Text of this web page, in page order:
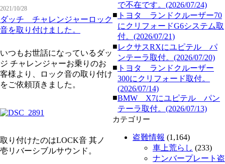
2021/10/28
ダッチ チャレンジャーロック
音を取り付けました。
いつもお世話になっているダッ
ジ チャレンジャーお乗りのお
客様より、ロック音の取り付け
をご依頼頂きました。
取り付けたのはLOCK音 其ノ
壱リバーシブルサウンド。
で不在です。(2026/07/24)
■ トヨタ ランドクルーザー70
にクリフォードG6システム取
付。(2026/07/21)
■レクサスRXにユピテル パ
ンテーラ取付。(2026/07/20)
■ トヨタ ランドクルーザー
300にクリフォード取付。
(2026/07/14)
■BMW X7にユピテル パン
テーラ取付。(2026/07/13)
カテゴリー
盗難情報 (1,164)
車上荒らし (233)
ナンバープレート盗